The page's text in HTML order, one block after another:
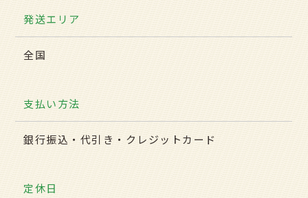
発送エリア
全国
支払い方法
銀行振込・代引き・クレジットカード
定休日